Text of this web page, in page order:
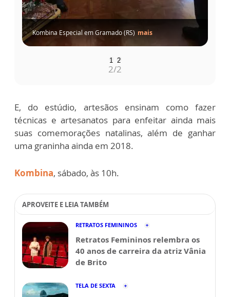
Kombina Especial em Gramado (RS) mais
1 2
2/2
E, do estúdio, artesãos ensinam como fazer
técnicas e artesanatos para enfeitar ainda mais
suas comemorações natalinas, além de ganhar
uma graninha ainda em 2018.
Kombina, sábado, às 10h.
APROVEITE E LEIA TAMBÉM
RETRATOS FEMININOS
Retratos Femininos relembra os
40 anos de carreira da atriz Vânia
de Brito
TELA DE SEXTA